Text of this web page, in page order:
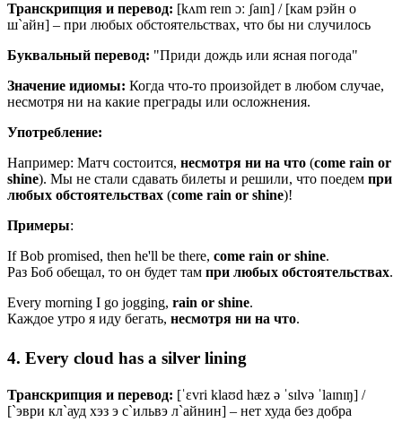
Транскрипция и перевод: [kʌm reɪn ɔː ʃaɪn] / [кам рэйн о
ш`айн] – при любых обстоятельствах, что бы ни случилось
Буквальный перевод: "Приди дождь или ясная погода"
Значение идиомы: Когда что-то произойдет в любом случае,
несмотря ни на какие преграды или осложнения.
Употребление:
Например: Матч состоится, несмотря ни на что (come rain or
shine). Мы не стали сдавать билеты и решили, что поедем при
любых обстоятельствах (come rain or shine)!
Примеры:
If Bob promised, then he'll be there, come rain or shine.
Раз Боб обещал, то он будет там при любых обстоятельствах.
Every morning I go jogging, rain or shine.
Каждое утро я иду бегать, несмотря ни на что.
4. Every cloud has a silver lining
Транскрипция и перевод: [ˈɛvri klaʊd hæz ə ˈsɪlvə ˈlaɪnɪŋ] /
[`эври кл`ауд хэз э с`ильвэ л`айнин] – нет худа без добра